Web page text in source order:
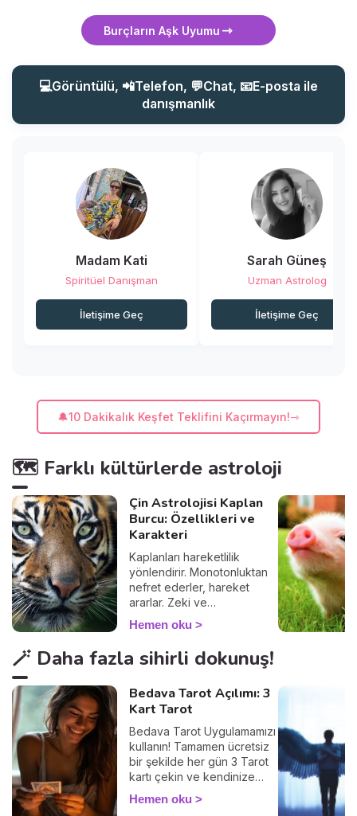
gizemli kişilere çekilir. Peki,
bir Akrep burcunu nasıl
ilgisini çekmek ve kalbini
kazanmak için bilmeniz
gereken tüm sırları bu
yazıda bulacaksınız. Hazır
mısınız?
Burçların Aşk Uyumu
💻Görüntülü, 📲Telefon, 💬Chat, 📧E-posta ile
danışmanlık
Madam Kati
Spiritüel Danışman
İletişime Geç
Sarah Güneş
Uzman Astrolog
İletişime Geç
🔔10 Dakikalık Keşfet Teklifini Kaçırmayın!
🗺️ Farklı kültürlerde astroloji
Çin Astrolojisi Kaplan
Burcu: Özellikleri ve
Karakteri
Kaplanları hareketlilik
yönlendirir. Monotonluktan
nefret ederler, hareket
ararlar. Zeki ve
karizmatiktirler.
Hemen oku
🪄 Daha fazla sihirli dokunuş!
Bedava Tarot Açılımı: 3
Kart Tarot
Bedava Tarot Uygulamamızı
kullanın! Tamamen ücretsiz
bir şekilde her gün 3 Tarot
kartı çekin ve kendinize
ayıracağınız birkaç
dakikayla içsel
Hemen oku